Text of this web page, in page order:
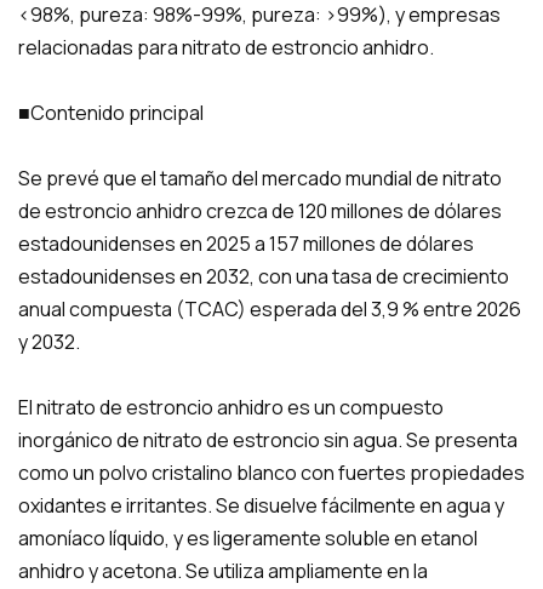
<98%, pureza: 98%-99%, pureza: >99%), y empresas
relacionadas para nitrato de estroncio anhidro.
■Contenido principal
Se prevé que el tamaño del mercado mundial de nitrato
de estroncio anhidro crezca de 120 millones de dólares
estadounidenses en 2025 a 157 millones de dólares
estadounidenses en 2032, con una tasa de crecimiento
anual compuesta (TCAC) esperada del 3,9 % entre 2026
y 2032.
El nitrato de estroncio anhidro es un compuesto
inorgánico de nitrato de estroncio sin agua. Se presenta
como un polvo cristalino blanco con fuertes propiedades
oxidantes e irritantes. Se disuelve fácilmente en agua y
amoníaco líquido, y es ligeramente soluble en etanol
anhidro y acetona. Se utiliza ampliamente en la